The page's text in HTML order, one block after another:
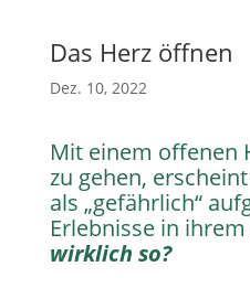
Das Herz öffnen
Dez. 10, 2022
Mit einem offenen
zu gehen,
als „gefährlich“
Erlebnisse in ihrem
wirklich so?